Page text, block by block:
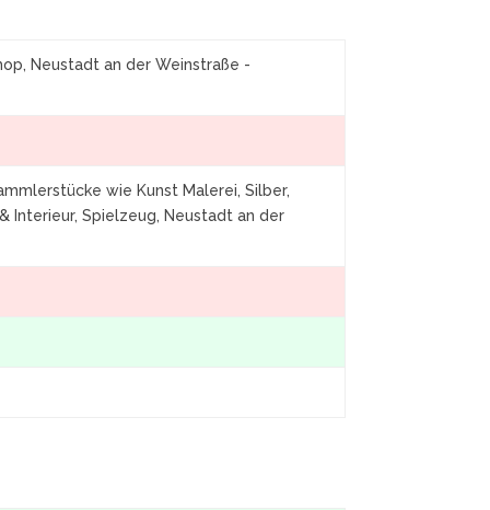
Neustadt an der Weinstraße -
wie Kunst Malerei, Silber,
Interieur, Spielzeug, Neustadt an der